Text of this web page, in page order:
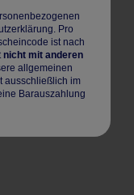
Pro
ist nach
nicht mit anderen
allgemeinen
ausschließlich im
Barauszahlung